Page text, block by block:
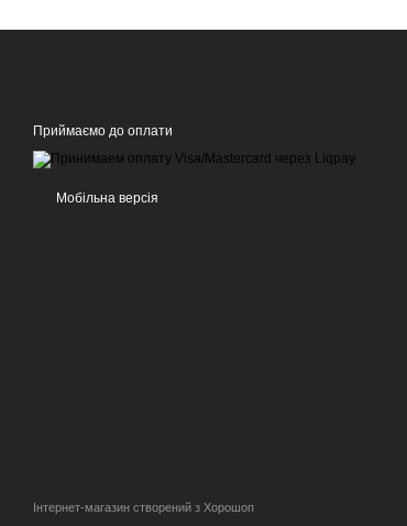
Приймаємо до оплати
Мобільна версія
Інтернет-магазин створений з Хорошоп